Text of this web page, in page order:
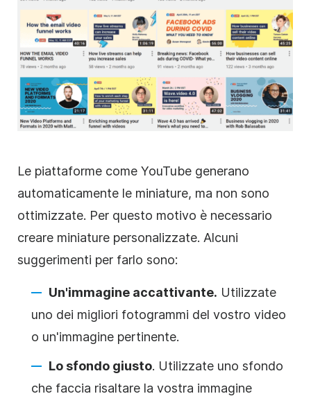
Le piattaforme come YouTube generano
automaticamente le miniature, ma non sono
ottimizzate. Per questo motivo è necessario
creare miniature personalizzate. Alcuni
suggerimenti per farlo sono:
Un'immagine accattivante. Utilizzate
uno dei migliori fotogrammi del vostro video
o un'immagine pertinente.
Lo sfondo giusto. Utilizzate uno sfondo
che faccia risaltare la vostra immagine